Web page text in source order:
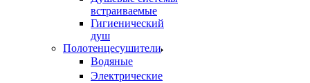
встраиваемые
Гигиенический
душ
Полотенцесушители
ㅤВодяные
ㅤЭлектрические